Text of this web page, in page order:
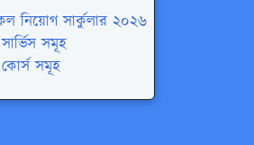
নিয়োগ সার্কুলার ২০২৬
সমূহ
সমূহ